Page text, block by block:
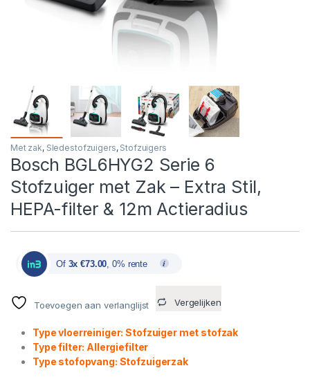
Met zak, Sledestofzuigers, Stofzuigers
Bosch BGL6HYG2 Serie 6
Stofzuiger met Zak – Extra Stil,
HEPA-filter & 12m Actieradius
Of 3x €73.00, 0% rente
Toevoegen aan verlanglijst Vergelijken
Type vloerreiniger: Stofzuiger met stofzak
Type filter: Allergiefilter
Type stofopvang: Stofzuigerzak